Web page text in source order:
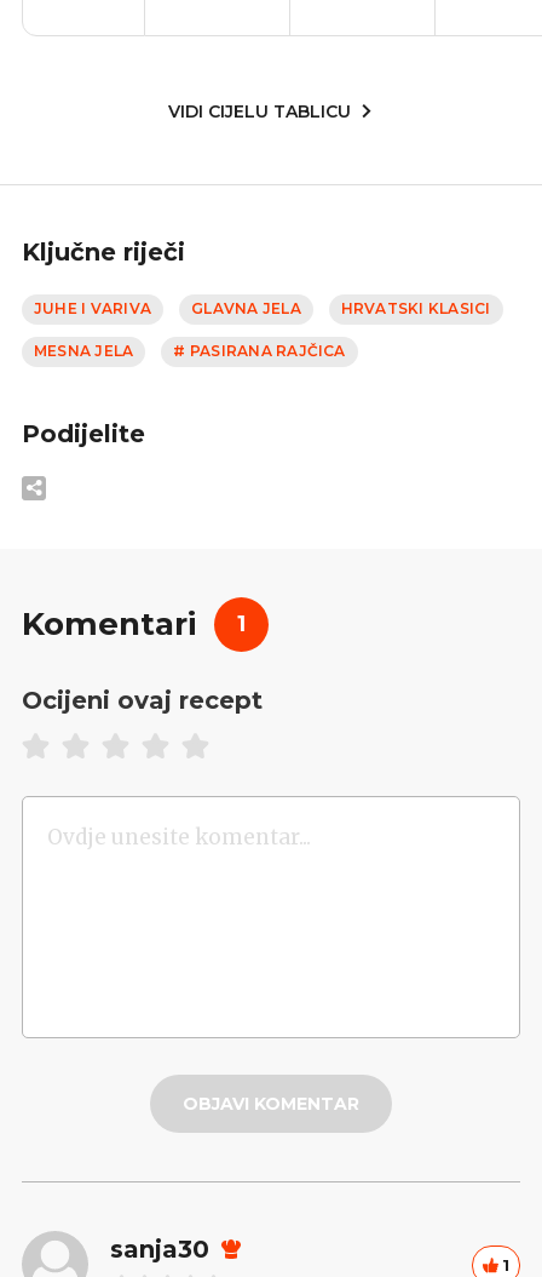
VIDI CIJELU TABLICU
Ključne riječi
JUHE I VARIVA GLAVNA JELA HRVATSKI KLASICI
MESNA JELA # PASIRANA RAJČICA
Podijelite
Komentari 1
Ocijeni ovaj recept
OBJAVI KOMENTAR
sanja30
1